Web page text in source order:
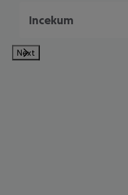
Incekum
Next